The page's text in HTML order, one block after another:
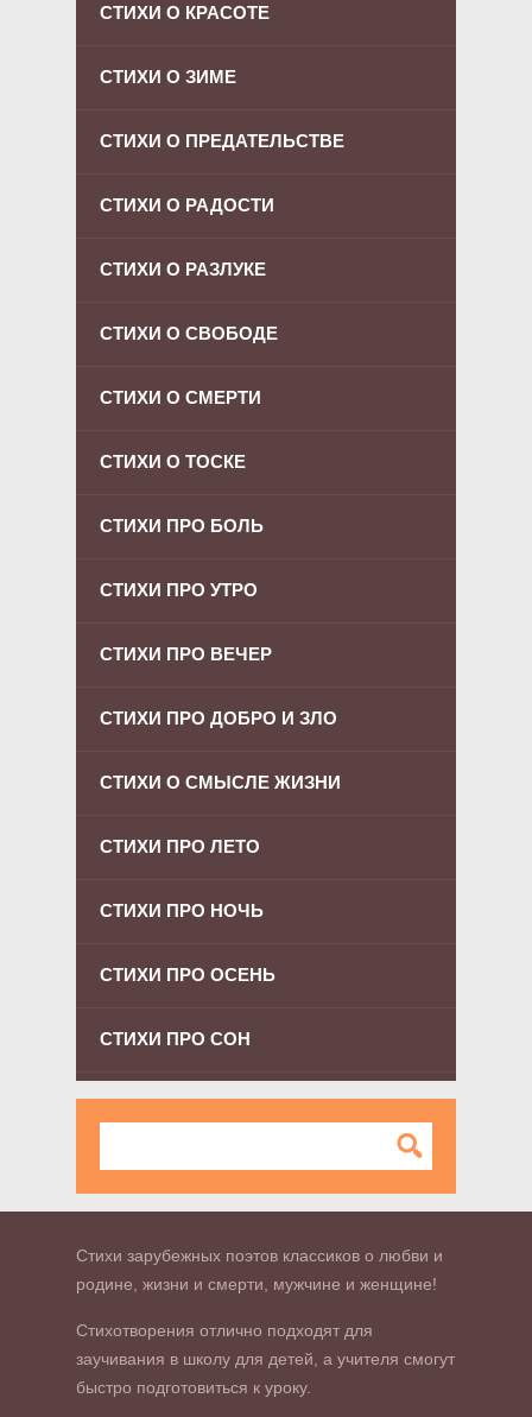
СТИХИ О КРАСОТЕ
СТИХИ О ЗИМЕ
СТИХИ О ПРЕДАТЕЛЬСТВЕ
СТИХИ О РАДОСТИ
СТИХИ О РАЗЛУКЕ
СТИХИ О СВОБОДЕ
СТИХИ О СМЕРТИ
СТИХИ О ТОСКЕ
СТИХИ ПРО БОЛЬ
СТИХИ ПРО УТРО
СТИХИ ПРО ВЕЧЕР
СТИХИ ПРО ДОБРО И ЗЛО
СТИХИ О СМЫСЛЕ ЖИЗНИ
СТИХИ ПРО ЛЕТО
СТИХИ ПРО НОЧЬ
СТИХИ ПРО ОСЕНЬ
СТИХИ ПРО СОН
Стихи зарубежных поэтов классиков о любви и
родине, жизни и смерти, мужчине и женщине!
Стихотворения отлично подходят для
заучивания в школу для детей, а учителя смогут
быстро подготовиться к уроку.